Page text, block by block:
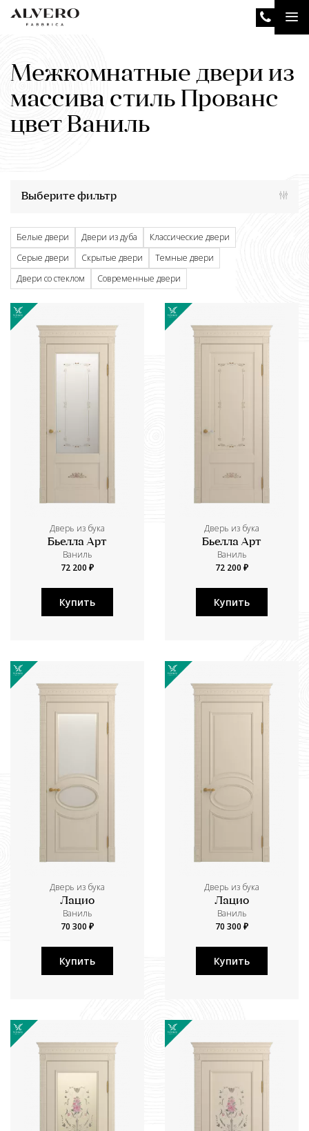
Перейти
Межкомнатные двери из
массива стиль Прованс
цвет Ваниль
Выберите фильтр
Белые двери Двери из дуба
Классические двери
Серые двери
Скрытые двери
Темные двери
Двери со стеклом
Современные двери
Дверь из бука
Бьелла Арт
Ваниль
72 200 ₽
Купить
Дверь из бука
Бьелла Арт
Ваниль
72 200 ₽
Купить
Дверь из бука
Лацио
Ваниль
70 300 ₽
Купить
Дверь из бука
Лацио
Ваниль
70 300 ₽
Купить